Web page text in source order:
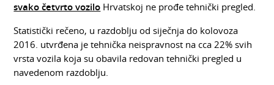
svako četvrto vozilo Hrvatskoj ne prođe tehnički pregled.
Statistički rečeno, u razdoblju od siječnja do kolovoza
2016. utvrđena je tehnička neispravnost na cca 22% svih
vrsta vozila koja su obavila redovan tehnički pregled u
navedenom razdoblju.